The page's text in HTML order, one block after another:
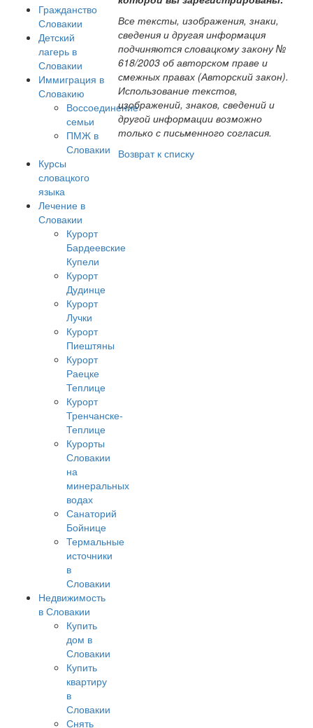
Гражданство
Словакии
Детский
лагерь в
Словакии
Иммиграция в
Словакию
Воссоединение
семьи
ПМЖ в
Словакии
Курсы
словацкого
языка
Лечение в
Словакии
Курорт
Бардеевские
Купели
Курорт
Дудинце
Курорт
Лучки
Курорт
Пиештяны
Курорт
Раецке
Теплице
Курорт
Тренчанске-
Теплице
Курорты
Словакии
на
минеральных
водах
Санаторий
Бойнице
Термальные
источники
в
Словакии
Недвижимость
в Словакии
Купить
дом в
Словакии
Купить
квартиру
в
Словакии
Снять
Все тексты, изображения, знаки,
сведения и другая информация
подчиняются словацкому закону №
618/2003 об авторском праве и
смежных правах (Авторский закон).
Использование текстов,
изображений, знаков, сведений и
другой информации возможно
только с письменного согласия.
Возврат к списку